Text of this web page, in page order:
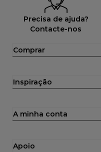
Precisa de ajuda?
Contacte-nos
Comprar
Inspiração
A minha conta
Apoio